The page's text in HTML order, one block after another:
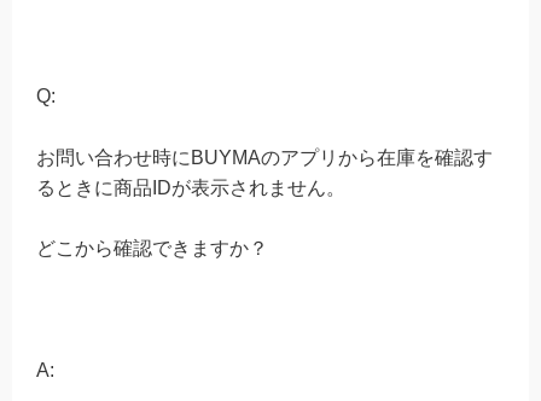
Q:
お問い合わせ時にBUYMAのアプリから在庫を確認す
るときに商品IDが表示されません。
どこから確認できますか？
A: